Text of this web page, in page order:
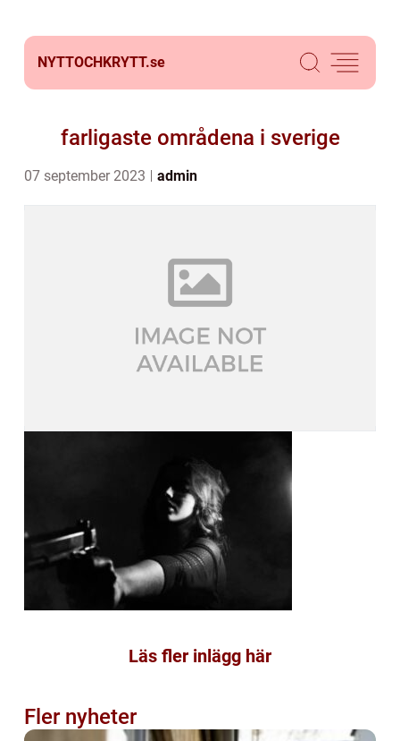
NYTTOCHKRYTT.se
farligaste områdena i sverige
07 september 2023 admin
Läs fler inlägg här
Fler nyheter